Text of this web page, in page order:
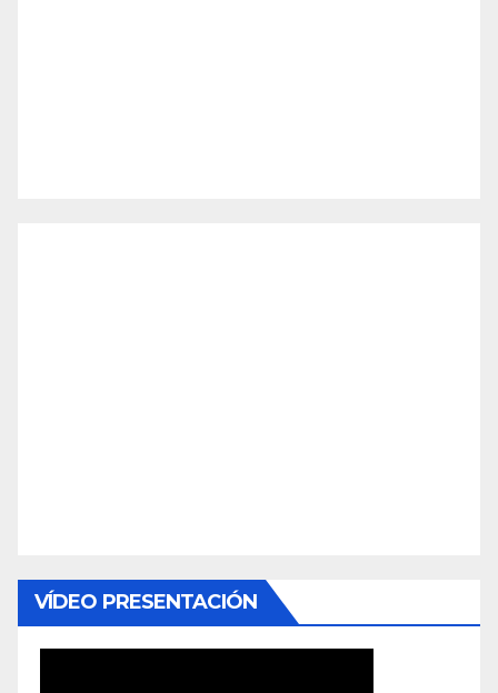
VÍDEO PRESENTACIÓN